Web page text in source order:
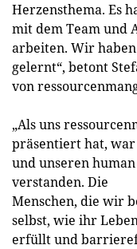
Herzensthema. Es
mit dem Team und
arbeiten. Wir
gelernt“, betont
von
„Als uns
präsentiert hat, war
und unseren
verstanden. Die
Menschen, die wir
selbst, wie ihr
erfüllt und